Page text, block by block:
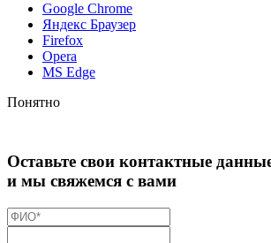
Google Chrome
Яндекс Браузер
Firefox
Opera
MS Edge
Понятно
Оставьте свои контактные
и мы свяжемся с вами